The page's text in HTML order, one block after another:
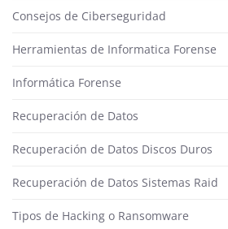
Consejos de Ciberseguridad
Herramientas de Informatica Forense
Informática Forense
Recuperación de Datos
Recuperación de Datos Discos Duros
Recuperación de Datos Sistemas Raid
Tipos de Hacking o Ransomware